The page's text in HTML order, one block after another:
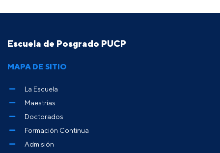
Escuela de Posgrado PUCP
MAPA DE SITIO
La Escuela
Maestrías
Doctorados
Formación Continua
Admisión